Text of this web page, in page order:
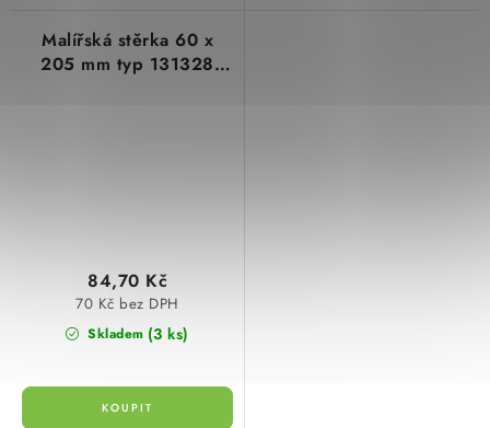
Malířská stěrka 60 x
205 mm typ 131328
Skladem (3 ks)
70 Kč bez DPH
84,70 Kč